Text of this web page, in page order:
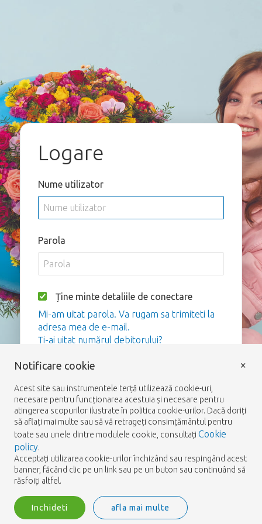
Logare
Nume utilizator
Parola
Ține minte detaliile de conectare
Mi-am uitat parola. Va rugam sa trimiteti la
adresa mea de e-mail.
Ți-ai uitat numărul debitorului?
Notificare cookie
Acest site sau instrumentele terță utilizează cookie-uri,
necesare pentru funcționarea acestuia și necesare pentru
atingerea scopurilor ilustrate în politica cookie-urilor. Dacă doriți
să aflați mai multe sau să vă retrageți consimțământul pentru
toate sau unele dintre modulele cookie, consultați Cookie
policy.
Acceptați utilizarea cookie-urilor închizând sau respingând acest
banner, făcând clic pe un link sau pe un buton sau continuând să
răsfoiți altfel.
Inchideti afla mai multe
×